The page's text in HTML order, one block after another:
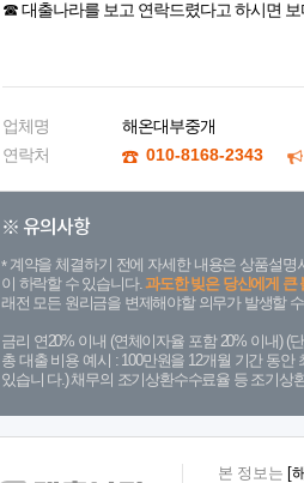
☎ 대출나라를 보고 연락드렸다고 하시면 보
업체명
해온대부중개
연락처
010-8168-2343
※ 유의사항
계약을 체결하기 전에 자세한 내용은 상품설
이 하락할 수 있습니다.과도한 빚은 당신에게 큰
래전 모든 원리금을 변제해야할 의무가 발생할
금리 연20% 이내 (연체이자율 포함 20% 이내) (
총 대출 비용 예시 : 100만원을 12개월 기간 동
있습니 다.) 채무의 조기상환수수료율 등 조기상
본 정보는 [